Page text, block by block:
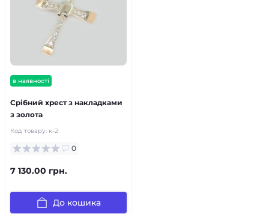
в наявності
Срібний хрест з накладками
з золота
Код товару: к-2
0
7 130.00 грн.
До кошика